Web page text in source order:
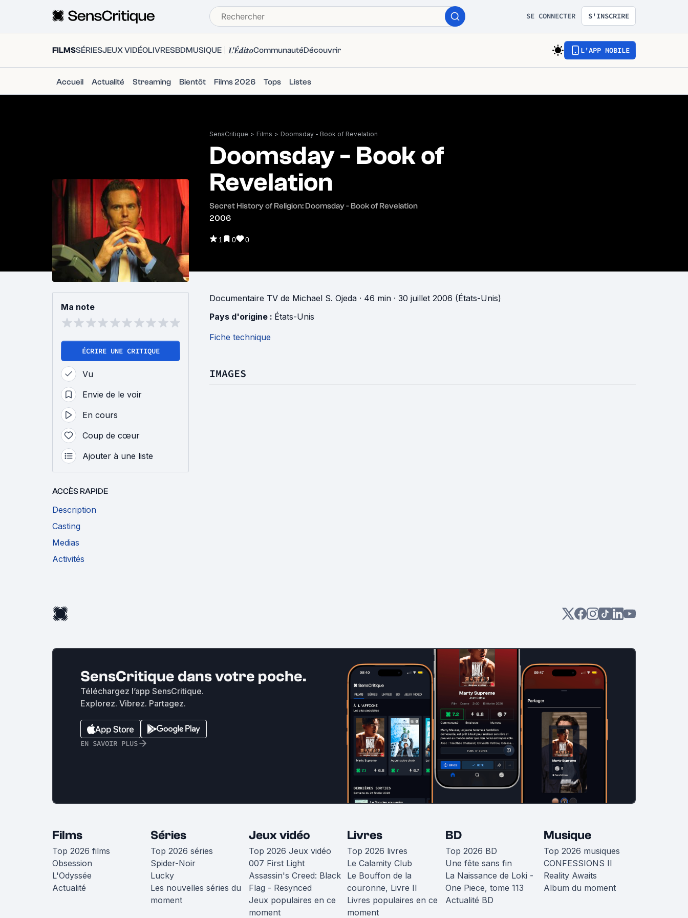
SE CONNECTER S'INSCRIRE
FILMSSÉRIESJEUX VIDÉOLIVRESBDMUSIQUE L'ÉditoCommunautéDécouvrir L'APP MOBILE
Accueil Actualité Streaming Bientôt Films 2026 Tops Listes
SensCritique > Films > Doomsday - Book of Revelation
Doomsday - Book of
Revelation
Secret History of Religion: Doomsday - Book of Revelation
2006
1 0 0
Ma note
ÉCRIRE UNE CRITIQUE
Vu
Envie de le voir
En cours
Coup de cœur
Ajouter à une liste
ACCÈS RAPIDE
Description
Casting
Medias
Activités
Documentaire TV de Michael S. Ojeda · 46 min · 30 juillet 2006 (États-Unis)
Pays d'origine : États-Unis
Fiche technique
IMAGES
SensCritique dans votre poche.
Téléchargez l’app SensCritique.
Explorez. Vibrez. Partagez.
EN SAVOIR PLUS
Films
Top 2026 films
Obsession
L'Odyssée
Actualité
Séries
Top 2026 séries
Spider-Noir
Lucky
Les nouvelles séries du
moment
Jeux vidéo
Top 2026 Jeux vidéo
007 First Light
Assassin's Creed: Black
Flag - Resynced
Jeux populaires en ce
moment
Livres
Top 2026 livres
Le Calamity Club
Le Bouffon de la
couronne, Livre II
Livres populaires en ce
moment
BD
Top 2026 BD
Une fête sans fin
La Naissance de Loki -
One Piece, tome 113
Actualité BD
Musique
Top 2026 musiques
CONFESSIONS II
Reality Awaits
Album du moment